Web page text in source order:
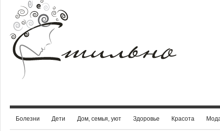
Болезни Дети Дом, семья, уют Здоровье Красота